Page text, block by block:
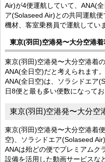
Air)が4便運航していて、ANA(
ア(Solaseed Air)との共同運航
機材、客室乗務員で運航してい
東京(羽田)空港発〜大分空港
東京(羽田)空港発〜大分空港着
ANA(全日空)だと考えられます。
ANA(全日空)は、ソラシドエア
日8便と最も多い便数になってお
東京(羽田)空港発〜大分空
東京(羽田)空港発〜大分空港着
空)、ソラシドエア(Solaseed
ANAは殆どの便でプレミアムク
設備を活用した動画サービスな